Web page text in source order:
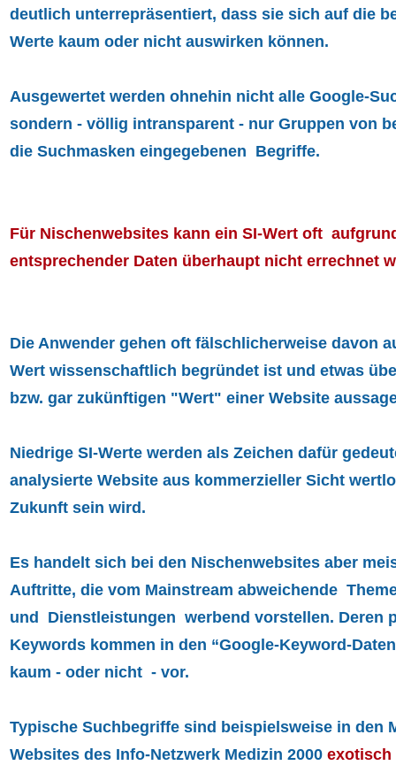
deutlich unterrepräsentiert, dass sie sich auf die
Werte kaum oder nicht auswirken können.
Ausgewertet werden ohnehin nicht alle Google-
sondern - völlig intransparent - nur Gruppen von
die Suchmasken eingegebenen Begriffe.
Für Nischenwebsites kann ein SI-Wert oft
entsprechender Daten überhaupt nicht errechnet
Die Anwender gehen oft fälschlicherweise davon
Wert wissenschaftlich begründet ist und etwas
bzw. gar zukünftigen "Wert" einer Website
Niedrige SI-Werte werden als Zeichen dafür
analysierte Website aus kommerzieller Sicht
Zukunft sein wird.
Es handelt sich bei den Nischenwebsites aber
Auftritte, die vom Mainstream abweichende
und Dienstleistungen werbend vorstellen. Deren
Keywords kommen in den “Google-Keyword-
kaum - oder nicht - vor.
Typische Suchbegriffe sind beispielsweise in den
Websites des Info-Netzwerk Medizin 2000 exotisch